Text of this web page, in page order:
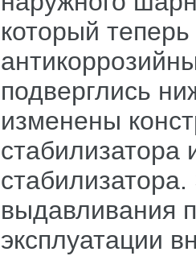
который
подверглись
изменены
стабилизатора
выдавливания
эксплуатации